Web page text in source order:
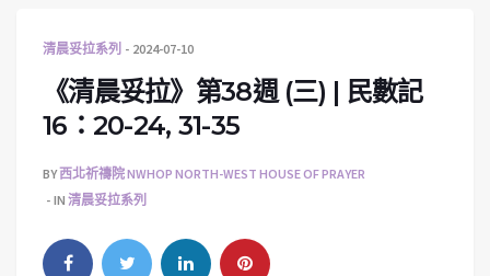
清晨妥拉系列 2024-07-10
《清晨妥拉》第38週 (三) | 民數記
16：20-24, 31-35
BY西北祈禱院 NWHOP NORTH-WEST HOUSE OF PRAYER
IN 清晨妥拉系列